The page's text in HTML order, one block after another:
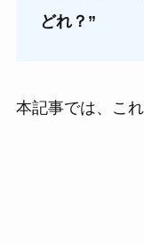
どれ？”
本記事では、こ